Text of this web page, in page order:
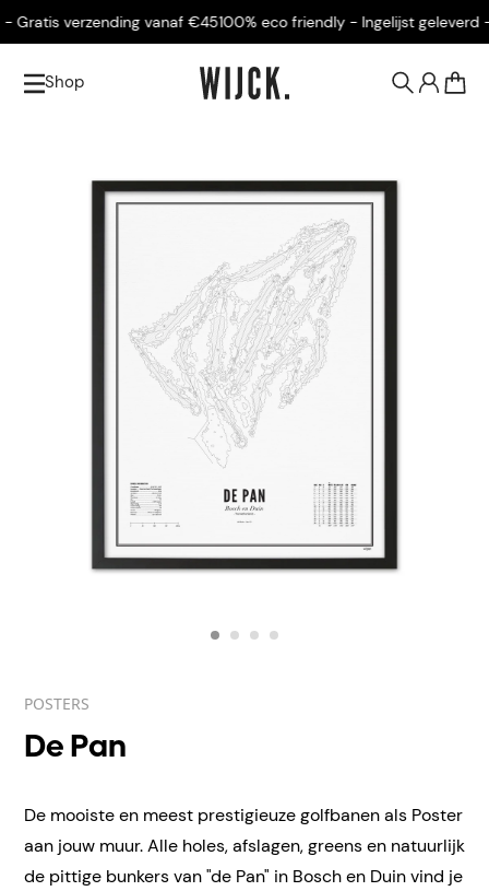
verzending vanaf €45100% eco friendly - Ingelijst geleverd -
Shop
POSTERS
De Pan
De mooiste en meest prestigieuze golfbanen als Poster
aan jouw muur. Alle holes, afslagen, greens en natuurlijk
de pittige bunkers van "de Pan" in Bosch en Duin vind je